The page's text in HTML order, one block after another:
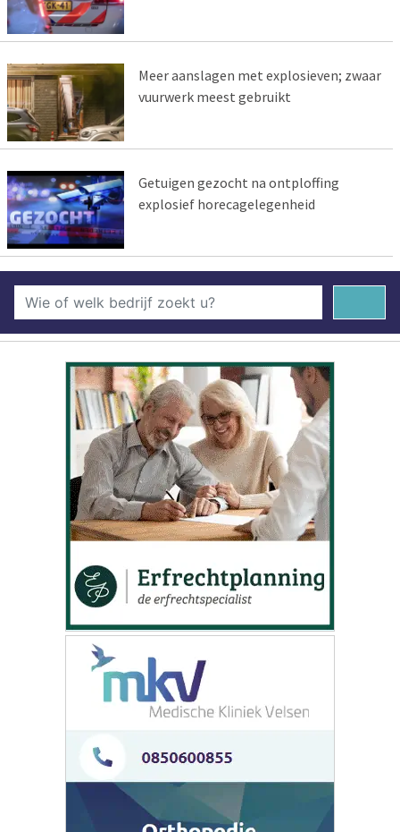
Meer aanslagen met explosieven; zwaar
vuurwerk meest gebruikt
Getuigen gezocht na ontploffing
explosief horecagelegenheid